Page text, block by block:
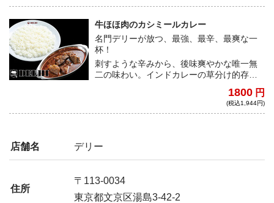
牛ほほ肉のカシミールカレー
名門デリーが放つ、最強、最辛、最爽な一
杯！
刺すような辛みから、後味爽やかな唯一無
二の味わい。インドカレーの草分け的存在
つデリー。有名コンビニ店とのコラボなど
1800 円
(税込1,944円)
店舗名 デリー
住所
〒113-0034
東京都文京区湯島3-42-2